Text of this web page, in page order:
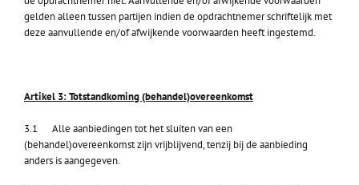
gelden alleen tussen partijen indien de opdrachtnemer schriftelijk met
deze aanvullende en/of afwijkende voorwaarden heeft ingestemd.
Artikel 3: Totstandkoming (behandel)overeenkomst
3.1 Alle aanbiedingen tot het sluiten van een
(behandel)overeenkomst zijn vrijblijvend, tenzij bij de aanbieding
anders is aangegeven.